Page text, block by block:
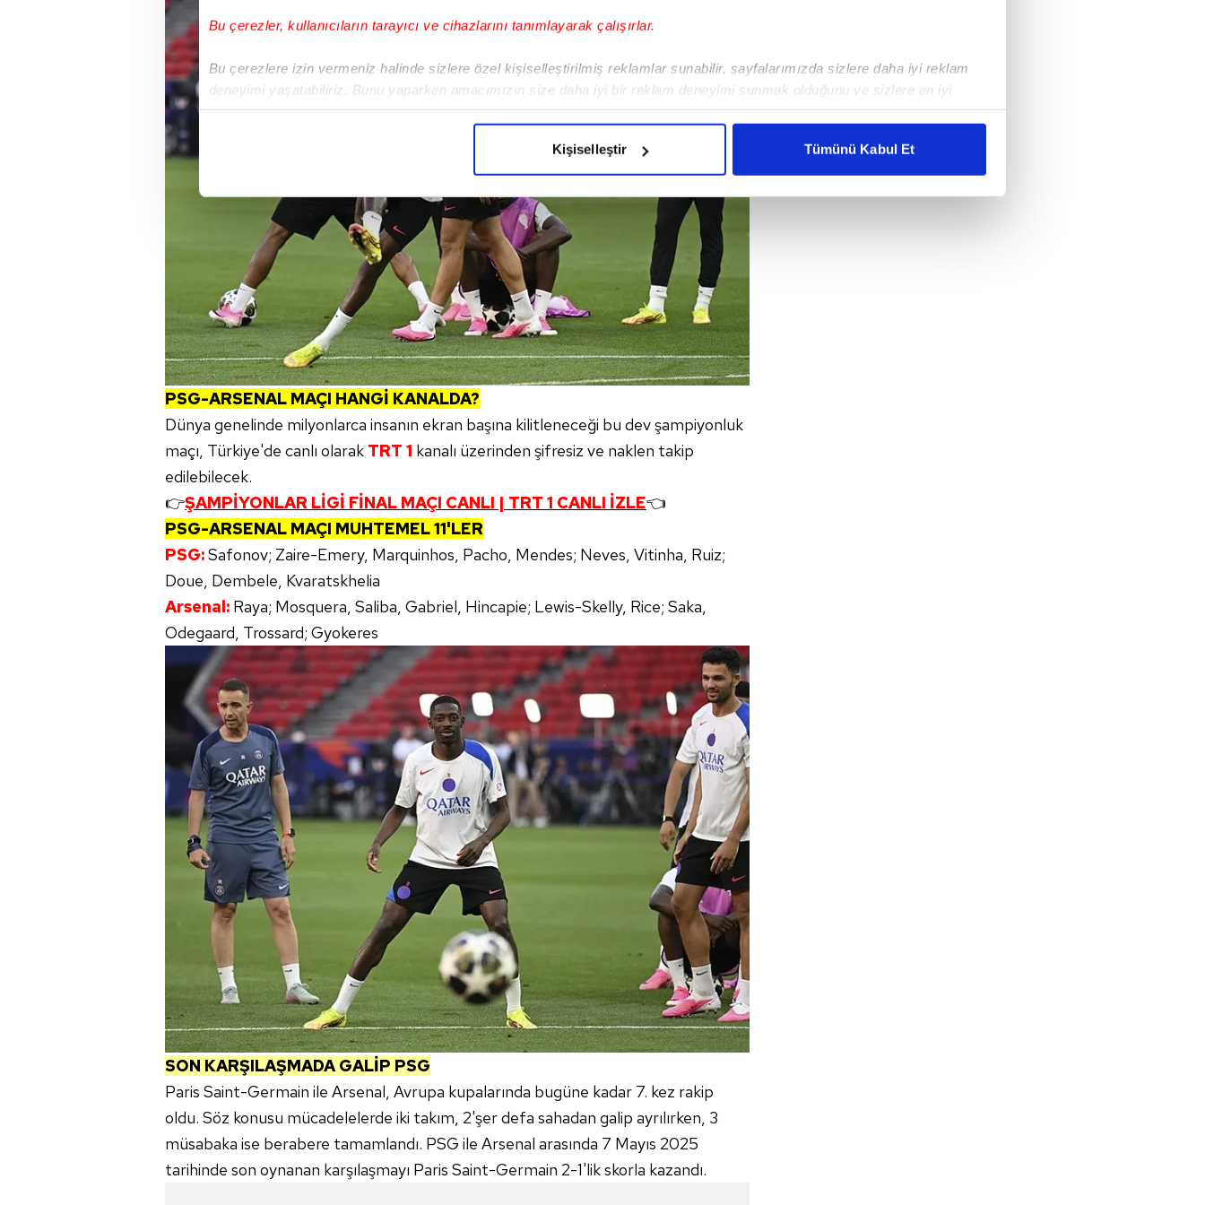
Bu çerezler, kullanıcıların tarayıcı ve cihazlarını tanımlayarak çalışırlar.
Bu çerezlere izin vermeniz halinde sizlere özel kişiselleştirilmiş reklamlar sunabilir, sayfalarımızda sizlere daha iyi reklam
deneyimi yaşatabiliriz. Bunu yaparken amacımızın size daha iyi bir reklam deneyimi sunmak olduğunu ve sizlere en iyi
içerikleri sunabilmek adına elimizden gelen çabayı gösterdiğimizi ve bu noktada, reklamların maliyetlerimizi karşılamak
Her halükârda, kullanıcılar, bu çerezlere izin vermedikleri takdirde, kullanıcılara hedefli reklamlar gösterilmeyecektir."
Sizlere daha iyi bir hizmet sunabilmek için İnternet Sitemizde kendimize ve üçüncü kişilere ait çerezler kullanılmaktadır. Bu
çerezler vasıtasıyla çeşitli kişisel verileriniz işlenmekte olup gerekli olan çerezler bilgi toplumu hizmetlerinin sunulması
amacıyla kullanılmaktadır. Diğer çerezler, sitemizin daha işlevsel kılınması ve kişiselleştirilmesi ve sizlere yönelik
reklam/pazarlama faaliyetlerinin yapılması, amaçlarıyla sınırlı olarak açık rızanız dahilinde kullanılacaktır.
Çerezlere ilişkin tercihlerinizi aşağıda yer alan panel vasıtasıyla belirleyebilirsiniz. Çerezlere ilişkin detaylı bilgi için Ayarlar
butonuna tıklayabilir,Çerez Bilgilendirme Metnimiziziyaret edebilirsiniz.
6698 sayılı Kişisel Verilerin Korunması Kanunu uyarınca hazırlanmış Aydınlatma Metnimizi okumak ve sitemizde ilgili
mevzuata uygun olarak kullanılan çerezlerle ilgili bilgi almak için lütfen
Kişiselleştir Tümünü Kabul Et
PSG-ARSENAL MAÇI HANGİ KANALDA?
Dünya genelinde milyonlarca insanın ekran başına kilitleneceği bu dev şampiyonluk
maçı, Türkiye'de canlı olarak TRT 1 kanalı üzerinden şifresiz ve naklen takip
edilebilecek.
👉ŞAMPİYONLAR LİGİ FİNAL MAÇI CANLI | TRT 1 CANLI İZLE👈
PSG-ARSENAL MAÇI MUHTEMEL 11'LER
PSG:Safonov; Zaire-Emery, Marquinhos, Pacho, Mendes; Neves, Vitinha, Ruiz;
Doue, Dembele, Kvaratskhelia
Arsenal: Raya; Mosquera, Saliba, Gabriel, Hincapie; Lewis-Skelly, Rice; Saka,
Odegaard, Trossard; Gyokeres
SON KARŞILAŞMADA GALİP PSG
Paris Saint-Germain ile Arsenal, Avrupa kupalarında bugüne kadar 7. kez rakip
oldu. Söz konusu mücadelelerde iki takım, 2'şer defa sahadan galip ayrılırken, 3
müsabaka ise berabere tamamlandı. PSG ile Arsenal arasında 7 Mayıs 2025
tarihinde son oynanan karşılaşmayı Paris Saint-Germain 2-1'lik skorla kazandı.